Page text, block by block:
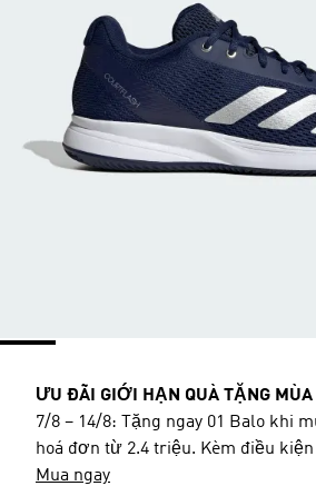
ƯU ĐÃI GIỚI HẠN QUÀ TẶNG
7/8 – 14/8: Tặng ngay 01 Balo khi
hoá đơn từ 2.4 triệu. Kèm điều
Mua ngay